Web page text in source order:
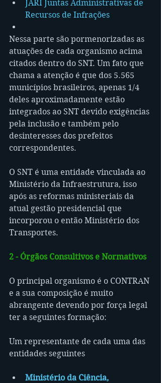
JARI Juntas Administrativas de
Recursos de Infrações
Nessa parte são pormenorizadas as
atuações de cada organismo acima
citados dentro do SNT. Um fato que
chama a atenção é que dos 5.565
municípios brasileiros, apenas 1/4
deles aproximadamente estão
integrados ao SNT devido exigências
pela inclusão e também pelo
desinteresses dos prefeitos
correspondentes.
O SNT é uma entidade vinculada ao
Ministério da Infraestrutura, isso
após as reformas ministeriais da
atual gestão presidencial que
incorporou o então Ministério dos
Transportes.
2 - Órgãos Consultivos e Normativos
O principal organismo é o CONTRAN
e a sua composição é muito
abrangente devendo por força legal
ter a seguintes formação:
Um representante de cada uma das
entidades seguintes
Ministério da Ciência,